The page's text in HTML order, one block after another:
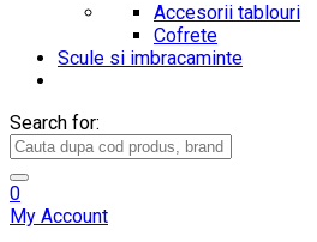
Accesorii tablouri
Cofrete
Scule si imbracaminte
Search for:
0
My Account